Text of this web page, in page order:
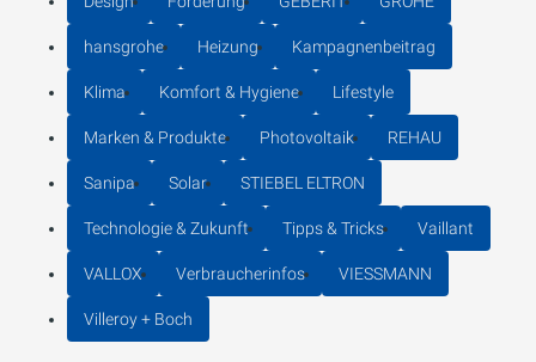
hansgrohe Heizung Kampagnenbeitrag
Klima Komfort & Hygiene Lifestyle
Marken & Produkte Photovoltaik REHAU
Sanipa Solar STIEBEL ELTRON
Technologie & Zukunft Tipps & Tricks Vaillant
VALLOX Verbraucherinfos VIESSMANN
Villeroy + Boch